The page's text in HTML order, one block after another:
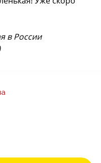
в России